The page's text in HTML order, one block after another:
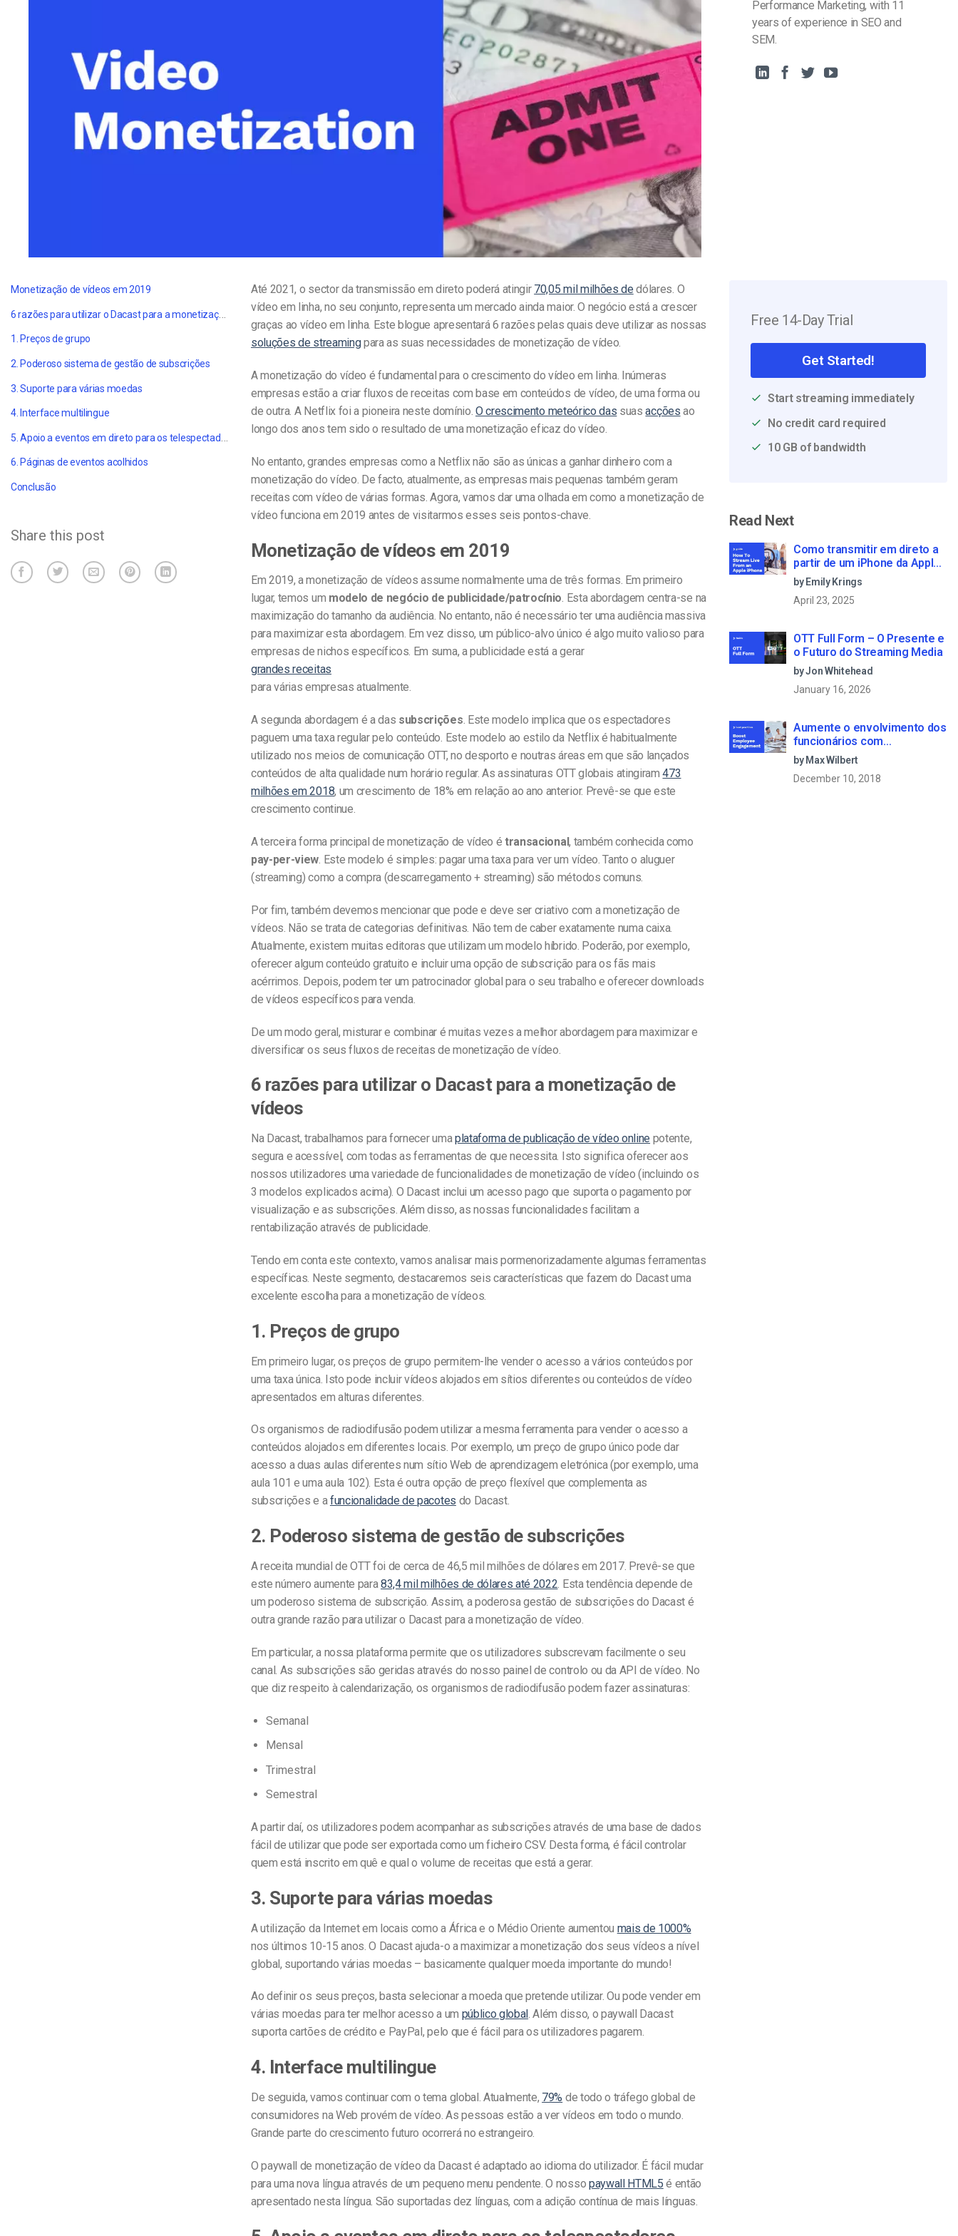
Análise de Vídeo
Monetização de Vídeo
Marketing em Vídeo
Performance Marketing, with 11
years of experience in SEO and
SEM.
Monetização de vídeos em 2019
6 razões para utilizar o Dacast para a monetização de vídeos
1. Preços de grupo
2. Poderoso sistema de gestão de subscrições
3. Suporte para várias moedas
4. Interface multilingue
6. Páginas de eventos acolhidos
Conclusão
Share this post
Até 2021, o sector da transmissão em direto poderá atingir 70,05 mil milhões de dólares. O
vídeo em linha, no seu conjunto, representa um mercado ainda maior. O negócio está a crescer
graças ao vídeo em linha. Este blogue apresentará 6 razões pelas quais deve utilizar as nossas
soluções de streamingpara as suas necessidades de monetização de vídeo.
A monetização do vídeo é fundamental para o crescimento do vídeo em linha. Inúmeras
empresas estão a criar fluxos de receitas com base em conteúdos de vídeo, de uma forma ou
de outra. A Netflix foi a pioneira neste domínio. O crescimento meteórico das suasacções ao
longo dos anos tem sido o resultado de uma monetização eficaz do vídeo.
No entanto, grandes empresas como a Netflix não são as únicas a ganhar dinheiro com a
monetização do vídeo. De facto, atualmente, as empresas mais pequenas também geram
receitas com vídeo de várias formas. Agora, vamos dar uma olhada em como a monetização de
vídeo funciona em 2019 antes de visitarmos esses seis pontos-chave.
Monetização de vídeos em 2019
Em 2019, a monetização de vídeos assume normalmente uma de três formas. Em primeiro
lugar, temos um modelo de negócio de publicidade/patrocínio. Esta abordagem centra-se na
maximização do tamanho da audiência. No entanto, não é necessário ter uma audiência massiva
para maximizar esta abordagem. Em vez disso, um público-alvo único é algo muito valioso para
empresas de nichos específicos. Em suma, a publicidade está a gerar
grandes receitas
para várias empresas atualmente.
A segunda abordagem é a das subscrições. Este modelo implica que os espectadores
paguem uma taxa regular pelo conteúdo. Este modelo ao estilo da Netflix é habitualmente
utilizado nos meios de comunicação OTT, no desporto e noutras áreas em que são lançados
conteúdos de alta qualidade num horário regular. As assinaturas OTT globais atingiram473
milhões em 2018, um crescimento de 18% em relação ao ano anterior. Prevê-se que este
crescimento continue.
A terceira forma principal de monetização de vídeo étransacional, também conhecida como
pay-per-view. Este modelo é simples: pagar uma taxa para ver um vídeo. Tanto o aluguer
(streaming) como a compra (descarregamento + streaming) são métodos comuns.
Por fim, também devemos mencionar que pode e deve ser criativo com a monetização de
vídeos. Não se trata de categorias definitivas. Não tem de caber exatamente numa caixa.
Atualmente, existem muitas editoras que utilizam um modelo híbrido. Poderão, por exemplo,
oferecer algum conteúdo gratuito e incluir uma opção de subscrição para os fãs mais
acérrimos. Depois, podem ter um patrocinador global para o seu trabalho e oferecer downloads
de vídeos específicos para venda.
De um modo geral, misturar e combinar é muitas vezes a melhor abordagem para maximizar e
diversificar os seus fluxos de receitas de monetização de vídeo.
6 razões para utilizar o Dacast para a monetização de
vídeos
Na Dacast, trabalhamos para fornecer umaplataforma de publicação de vídeo online potente,
segura e acessível, com todas as ferramentas de que necessita. Isto significa oferecer aos
nossos utilizadores uma variedade de funcionalidades de monetização de vídeo (incluindo os
3 modelos explicados acima). O Dacast inclui um acesso pago que suporta o pagamento por
visualização e as subscrições. Além disso, as nossas funcionalidades facilitam a
rentabilização através de publicidade.
Tendo em conta este contexto, vamos analisar mais pormenorizadamente algumas ferramentas
específicas. Neste segmento, destacaremos seis características que fazem do Dacast uma
excelente escolha para a monetização de vídeos.
1. Preços de grupo
Em primeiro lugar, os preços de grupo permitem-lhe vender o acesso a vários conteúdos por
uma taxa única. Isto pode incluir vídeos alojados em sítios diferentes ou conteúdos de vídeo
apresentados em alturas diferentes.
Os organismos de radiodifusão podem utilizar a mesma ferramenta para vender o acesso a
conteúdos alojados em diferentes locais. Por exemplo, um preço de grupo único pode dar
acesso a duas aulas diferentes num sítio Web de aprendizagem eletrónica (por exemplo, uma
aula 101 e uma aula 102). Esta é outra opção de preço flexível que complementa as
subscrições e afuncionalidade de pacotes do Dacast.
2. Poderoso sistema de gestão de subscrições
A receita mundial de OTT foi de cerca de 46,5 mil milhões de dólares em 2017. Prevê-se que
este número aumente para83,4 mil milhões de dólares até 2022. Esta tendência depende de
um poderoso sistema de subscrição. Assim, a poderosa gestão de subscrições do Dacast é
outra grande razão para utilizar o Dacast para a monetização de vídeo.
Em particular, a nossa plataforma permite que os utilizadores subscrevam facilmente o seu
canal. As subscrições são geridas através do nosso painel de controlo ou da API de vídeo. No
que diz respeito à calendarização, os organismos de radiodifusão podem fazer assinaturas:
Semanal
Mensal
Trimestral
Semestral
A partir daí, os utilizadores podem acompanhar as subscrições através de uma base de dados
fácil de utilizar que pode ser exportada como um ficheiro CSV. Desta forma, é fácil controlar
quem está inscrito em quê e qual o volume de receitas que está a gerar.
3. Suporte para várias moedas
A utilização da Internet em locais como a África e o Médio Oriente aumentou mais de 1000%
nos últimos 10-15 anos. O Dacast ajuda-o a maximizar a monetização dos seus vídeos a nível
global, suportando várias moedas – basicamente qualquer moeda importante do mundo!
Ao definir os seus preços, basta selecionar a moeda que pretende utilizar. Ou pode vender em
várias moedas para ter melhor acesso a um público global. Além disso, o paywall Dacast
suporta cartões de crédito e PayPal, pelo que é fácil para os utilizadores pagarem.
4. Interface multilingue
De seguida, vamos continuar com o tema global. Atualmente, 79% de todo o tráfego global de
consumidores na Web provém de vídeo. As pessoas estão a ver vídeos em todo o mundo.
Grande parte do crescimento futuro ocorrerá no estrangeiro.
O paywall de monetização de vídeo da Dacast é adaptado ao idioma do utilizador. É fácil mudar
para uma nova língua através de um pequeno menu pendente. O nosso paywall HTML5 é então
apresentado nesta língua. São suportadas dez línguas, com a adição contínua de mais línguas.
Free 14-Day Trial
Get Started!
Start streaming immediately
No credit card required
10 GB of bandwidth
Read Next
Como transmitir em direto a
partir de um iPhone da Apple
em 6 passos simples
by Emily Krings
April 23, 2025
OTT Full Form – O Presente e
o Futuro do Streaming Media
by Jon Whitehead
January 16, 2026
Aumente o envolvimento dos
funcionários com
comunicações empresariais
em direto
by Max Wilbert
December 10, 2018